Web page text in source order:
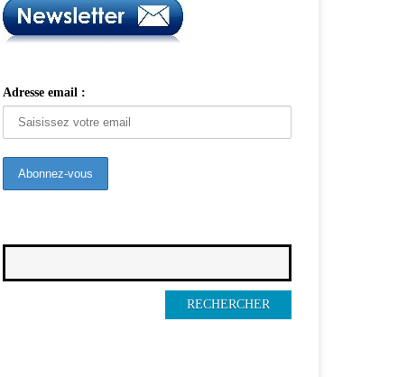
Adresse email :